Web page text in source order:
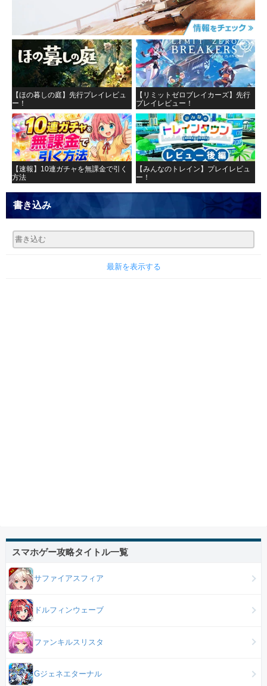
【ほの暮しの庭】先行プレイレビュ
ー！
【リミットゼロブレイカーズ】先行
プレイレビュー！
【速報】10連ガチャを無課金で引く
方法
【みんなのトレイン】プレイレビュ
ー！
書き込み
最新を表示する
スマホゲー攻略タイトル一覧
サファイアスフィア
ドルフィンウェーブ
ファンキルスリスタ
Gジェネエターナル